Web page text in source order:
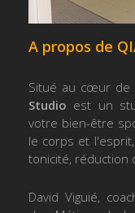
A propos de
Situé au cœur de
Studio est un
votre bien-être
le corps et
tonicité, réduction
David Viguié,